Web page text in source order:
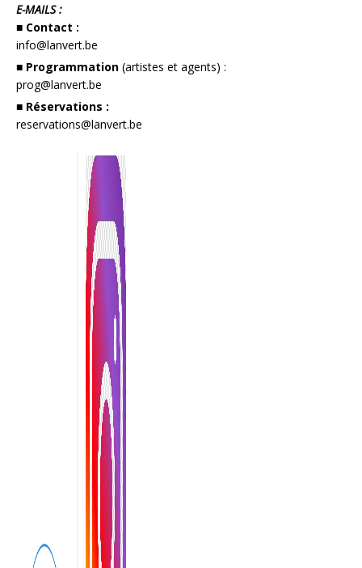
E-MAILS :
■ Contact :
info@lanvert.be
■ Programmation (artistes et agents) :
prog@lanvert.be
■ Réservations :
reservations@lanvert.be